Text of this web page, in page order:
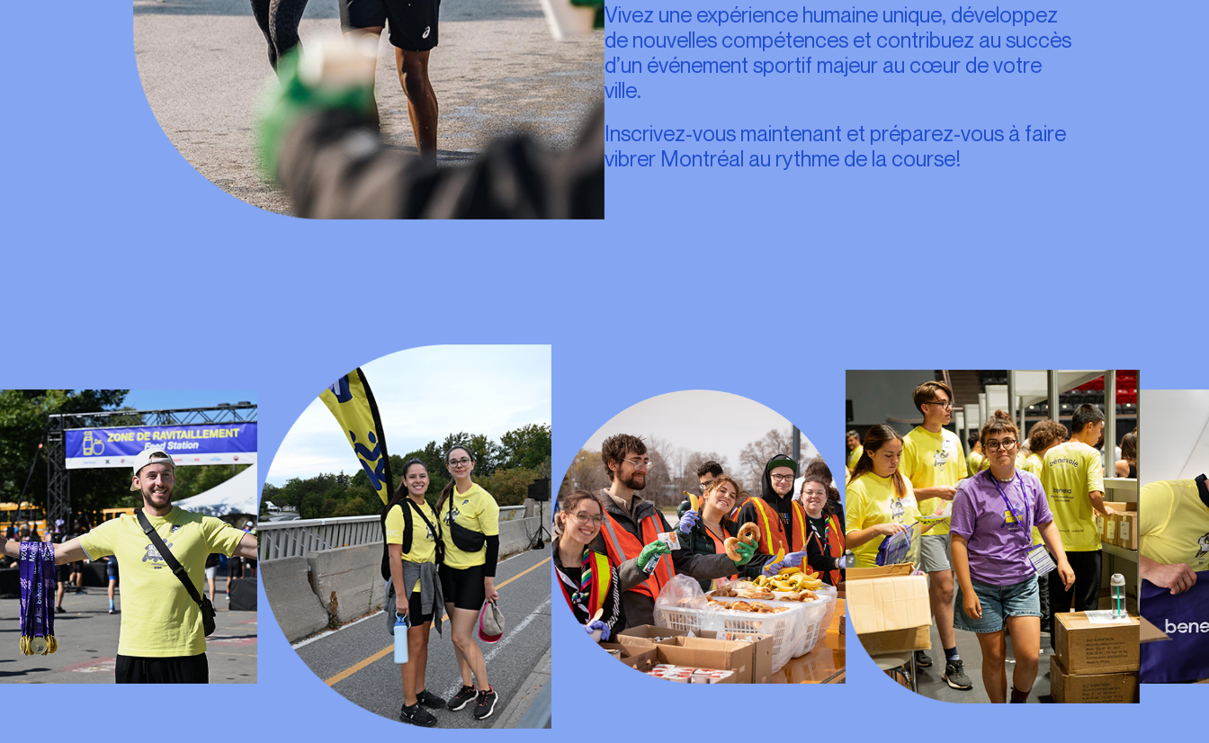
Vivez une expérience humaine unique, développez
de nouvelles compétences et contribuez au succès
d’un événement sportif majeur au cœur de votre
ville.
Inscrivez-vous maintenant et préparez-vous à faire
vibrer Montréal au rythme de la course!